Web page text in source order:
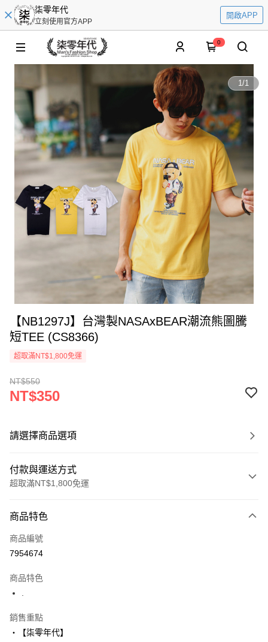
柒零年代
立刻使用官方APP
開啟APP
0
1/1
【NB1297J】台灣製NASAxBEAR潮流熊圖騰
短TEE (CS8366)
超取滿NT$1,800免運
NT$550
NT$350
請選擇商品選項
付款與運送方式
超取滿NT$1,800免運
信用卡一次付款
超商取貨付款
街口支付
悠遊付
商品特色
商品編號
7954674
商品特色
銷售重點
‧【柒零年代】